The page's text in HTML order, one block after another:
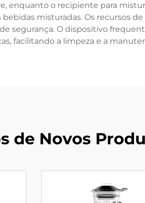
enquanto o recipiente para
misturadas. Os recursos
segurança. O dispositivo
facilitando a limpeza e a
de Novos